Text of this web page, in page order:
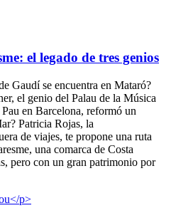
el legado de tres genios
Gaudí se encuentra en Mataró?
el genio del Palau de la Música
en Barcelona, reformó un
Patricia Rojas, la
de viajes, te propone una ruta
una comarca de Costa
pero con un gran patrimonio por